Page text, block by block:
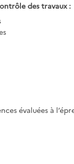
des travaux :
évaluées à